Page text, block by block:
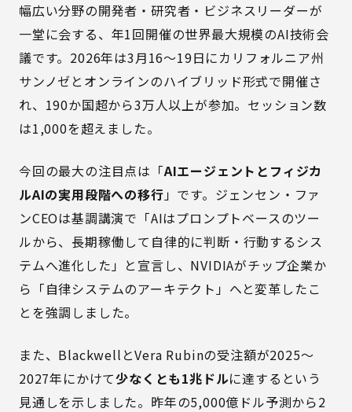
幅広い分野の開発者・研究者・ビジネスリーダーが
一堂に会する、年1回開催の世界最大規模のAI技術会
議です。2026年は3月16〜19日にカリフォルニア州
サンノゼとオンラインのハイブリッド形式で開催さ
れ、190か国超から3万人以上が参加。セッション数
は1,000を超えました。
今回の最大の注目点は「AIエージェントとフィジカ
ルAIの実用段階への移行」です。ジェンセン・ファ
ンCEOは基調講演で「AIはプロンプトベースのツー
ルから、長期稼働して自律的に判断・行動するシス
テムへ進化した」と宣言し、NVIDIAがチップ企業か
ら「自律システムのアーキテクト」へと変革したこ
とを強調しました。
また、BlackwellとVera Rubinの受注額が2025〜
2027年にかけて少なくとも1兆ドルに達するという
見通しを示しました。昨年の5,000億ドル予測から2